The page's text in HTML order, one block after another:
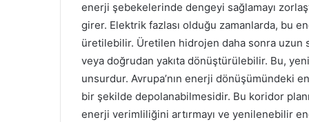
enerji şebekelerinde dengeyi sağlamayı
girer. Elektrik fazlası olduğu zamanlarda, bu
üretilebilir. Üretilen hidrojen daha sonra uzun
veya doğrudan yakıta dönüştürülebilir. Bu,
unsurdur. Avrupa’nın enerji dönüşümündeki
bir şekilde depolanabilmesidir. Bu koridor
enerji verimliliğini artırmayı ve yenilenebilir